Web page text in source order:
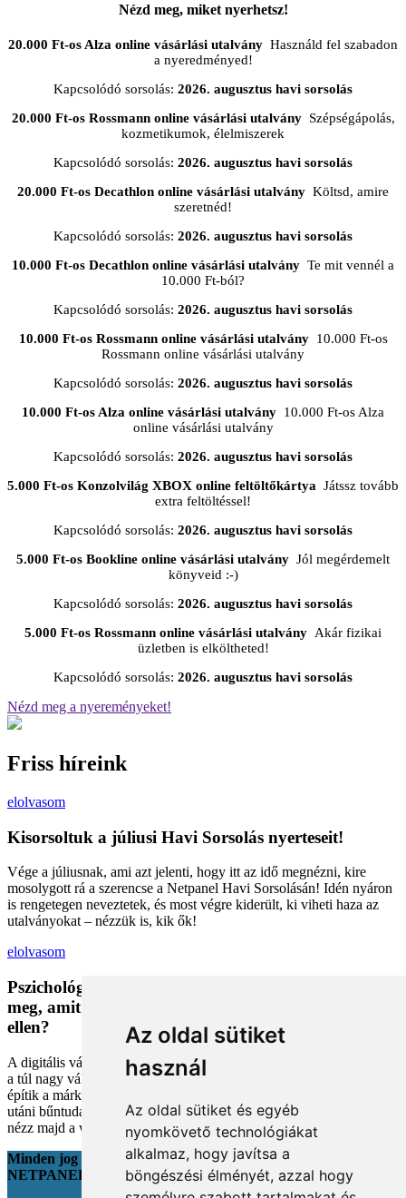
Az oldal sütiket
használ
Az oldal sütiket és egyéb
nyomkövető technológiákat
alkalmaz, hogy javítsa a
böngészési élményét, azzal hogy
Nézd meg, miket nyerhetsz!
20.000 Ft-os Alza online vásárlási utalvány Használd fel szabadon
a nyeredményed!
Kapcsolódó sorsolás: 2026. augusztus havi sorsolás
20.000 Ft-os Rossmann online vásárlási utalványSzépségápolás,
kozmetikumok, élelmiszerek
Kapcsolódó sorsolás: 2026. augusztus havi sorsolás
20.000 Ft-os Decathlon online vásárlási utalvány Költsd, amire
szeretnéd!
Kapcsolódó sorsolás: 2026. augusztus havi sorsolás
10.000 Ft-os Decathlon online vásárlási utalvány Te mit vennél a
10.000 Ft-ból?
Kapcsolódó sorsolás: 2026. augusztus havi sorsolás
10.000 Ft-os Rossmann online vásárlási utalvány10.000 Ft-os
Rossmann online vásárlási utalvány
Kapcsolódó sorsolás: 2026. augusztus havi sorsolás
10.000 Ft-os Alza online vásárlási utalvány 10.000 Ft-os Alza
online vásárlási utalvány
Kapcsolódó sorsolás: 2026. augusztus havi sorsolás
5.000 Ft-os Konzolvilág XBOX online feltöltőkártya Játssz tovább
extra feltöltéssel!
Kapcsolódó sorsolás: 2026. augusztus havi sorsolás
5.000 Ft-os Bookline online vásárlási utalvány Jól megérdemelt
könyveid :-)
Kapcsolódó sorsolás: 2026. augusztus havi sorsolás
5.000 Ft-os Rossmann online vásárlási utalvány Akár fizikai
üzletben is elköltheted!
Kapcsolódó sorsolás: 2026. augusztus havi sorsolás
Nézd meg a nyereményeket!
Friss híreink
elolvasom
Kisorsoltuk a júliusi Havi Sorsolás nyerteseit!
Vége a júliusnak, ami azt jelenti, hogy itt az idő megnézni, kire
mosolygott rá a szerencse a Netpanel Havi Sorsolásán! Idén nyáron
is rengetegen neveztetek, és most végre kiderült, ki viheti haza az
utalványokat – nézzük is, kik ők!
elolvasom
Pszichológiai trükkök a kosárban: Miért vesszük
meg, amit megveszünk, és mit tehetünk a bűntudat
ellen?
A digitális vásárlás kényelmes, de tele van pszichológiai csapdákkal
a túl nagy választéktól a hosszas böngészésig. Megmutatjuk, hogyan
építik a márkák a bizalmadat online, és miként kerüld el a vásárlás
utáni bűntudatot tudatos döntésekkel. Készülj fel, hogy máshogy
nézz majd a webshopokra!
Minden jog fenntartva
NETPANEL